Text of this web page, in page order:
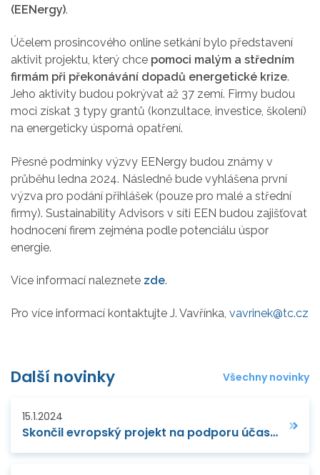
(EENergy).
Účelem prosincového online setkání bylo představení
aktivit projektu, který chce pomoci malým a středním
firmám při překonávání dopadů energetické krize.
Jeho aktivity budou pokrývat až 37 zemí. Firmy budou
moci získat 3 typy grantů (konzultace, investice, školení)
na energeticky úsporná opatření.
Přesné podmínky výzvy EENergy budou známy v
průběhu ledna 2024. Následně bude vyhlášena první
výzva pro podání přihlášek (pouze pro malé a střední
firmy). Sustainability Advisors v síti EEN budou zajišťovat
hodnocení firem zejména podle potenciálu úspor
energie.
Více informací naleznete zde.
Pro více informací kontaktujte J. Vavřínka, vavrinek@tc.cz
Další novinky Všechny novinky
15.1.2024
Skončil evropský projekt na podporu účasti v projektech H2020 a Horizontu Evropa